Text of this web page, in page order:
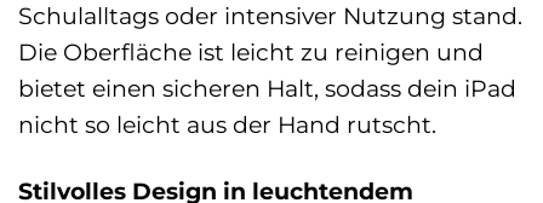
Schulalltags oder intensiver Nutzung stand.
Die Oberfläche ist leicht zu reinigen und
bietet einen sicheren Halt, sodass dein iPad
nicht so leicht aus der Hand rutscht.
Stilvolles Design in leuchtendem